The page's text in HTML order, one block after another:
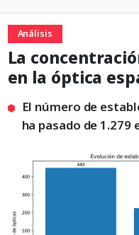
Análisis
La
en la óptica
El número de
ha pasado de 1.279